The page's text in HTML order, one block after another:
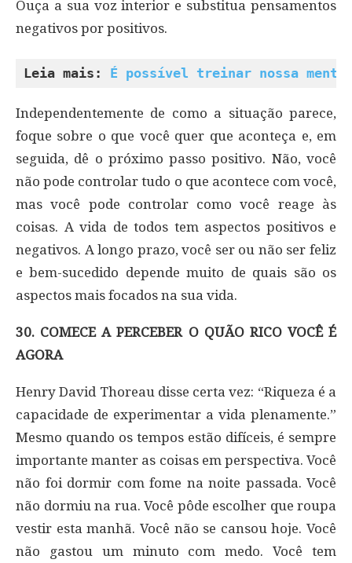
Ouça a sua voz interior e substitua pensamentos
negativos por positivos.
Leia mais: É possível treinar nossa
Independentemente de como a situação parece,
foque sobre o que você quer que aconteça e, em
seguida, dê o próximo passo positivo. Não, você
não pode controlar tudo o que acontece com você,
mas você pode controlar como você reage às
coisas. A vida de todos tem aspectos positivos e
negativos. A longo prazo, você ser ou não ser feliz
e bem-sucedido depende muito de quais são os
aspectos mais focados na sua vida.
30. COMECE A PERCEBER O QUÃO RICO VOCÊ É
AGORA
Henry David Thoreau disse certa vez: “Riqueza é a
capacidade de experimentar a vida plenamente.”
Mesmo quando os tempos estão difíceis, é sempre
importante manter as coisas em perspectiva. Você
não foi dormir com fome na noite passada. Você
não dormiu na rua. Você pôde escolher que roupa
vestir esta manhã. Você não se cansou hoje. Você
não gastou um minuto com medo. Você tem